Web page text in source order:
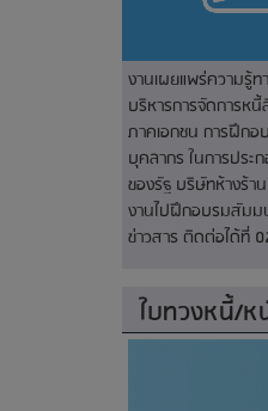
งานเผยแพร่ความรู้
บริหารการจัดการห
ภาคเอกชน การฝึก
บุคลากร ในการประ
ของรัฐ บริษัทห้างร้า
งานไปฝึกอบรมสัมม
ข่าวสาร ติดต่อได้ที่
ใบทวงหนี้/